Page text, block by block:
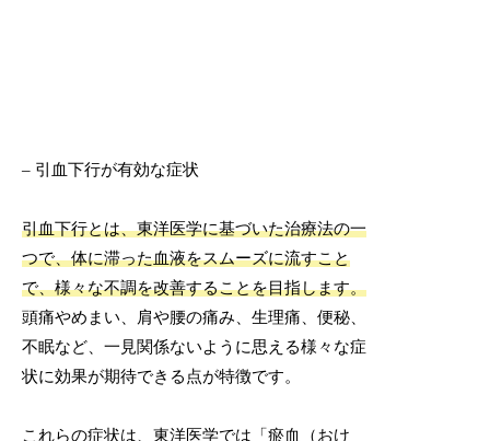
– 引血下行が有効な症状
引血下行とは、東洋医学に基づいた治療法の一
つで、体に滞った血液をスムーズに流すこと
で、様々な不調を改善することを目指します。
頭痛やめまい、肩や腰の痛み、生理痛、便秘、
不眠など、一見関係ないように思える様々な症
状に効果が期待できる点が特徴です。
これらの症状は、東洋医学では「瘀血（おけ